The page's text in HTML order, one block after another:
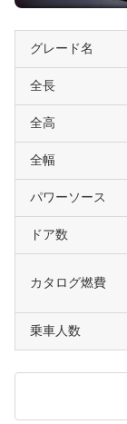
グレード名
全長
全高
全幅
パワーソース
ドア数
カタログ燃費
乗車人数